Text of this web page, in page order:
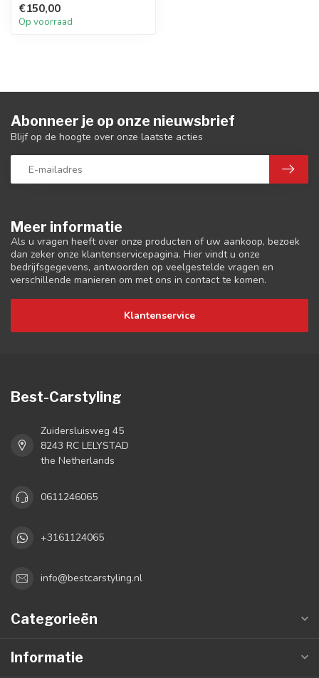
€150,00
Op voorraad
Meer informatie
Als u vragen heeft over onze producten of uw aankoop, bezoek
dan zeker onze klantenservicepagina. Hier vindt u onze
bedrijfsgegevens, antwoorden op veelgestelde vragen en
verschillende manieren om met ons in contact te komen.
Klantenservice
Abonneer je op onze nieuwsbrief
Blijf op de hoogte over onze laatste acties
Best-Carstyling
Zuidersluisweg 45
8243 RC LELYSTAD
the Netherlands
0611246065
+3161124065
info@bestcarstyling.nl
Categorieën
Informatie